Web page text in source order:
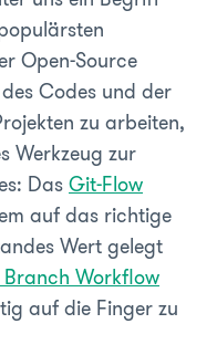
Open-Source
Codes und der
zu arbeiten,
Werkzeug zur
DasGit-Flow
auf das richtige
Wert gelegt
Branch Workflow
auf die Finger zu